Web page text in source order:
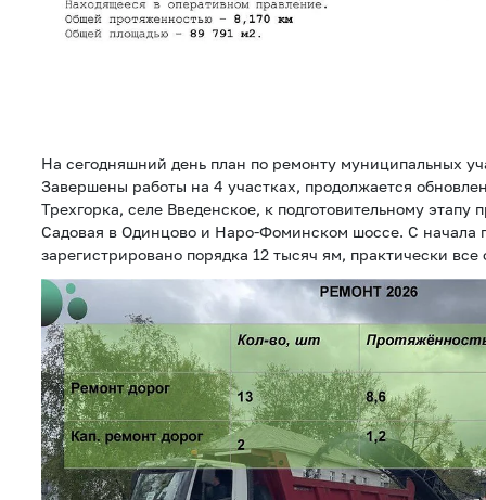
На сегодняшний день план по ремонту муниципальных
Завершены работы на 4 участках, продолжается
Трехгорка, селе Введенское, к подготовительному этапу
Садовая в Одинцово и Наро-Фоминском шоссе. С начала
зарегистрировано порядка 12 тысяч ям, практически